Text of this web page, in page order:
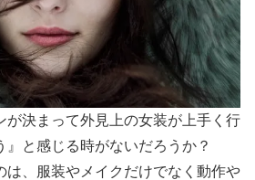
が決まって外見上の女装が上手く行
』と感じる時がないだろうか？
は、服装やメイクだけでなく動作や